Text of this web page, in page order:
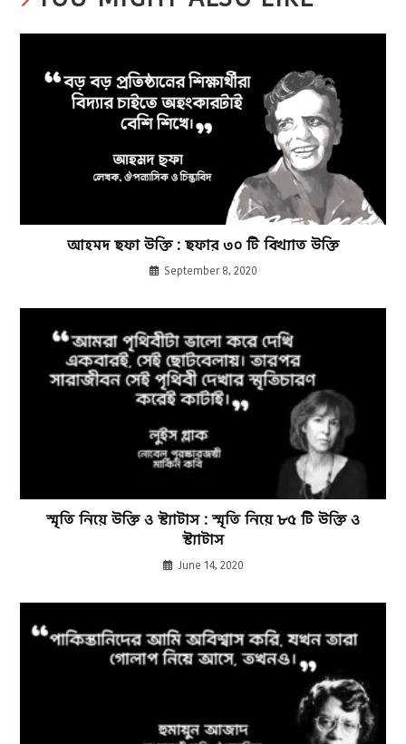
আহমদ ছফা উক্তি : ছফার ৩০ টি বিখ্যাত উক্তি
September 8, 2020
স্মৃতি নিয়ে উক্তি ও স্ট্যাটাস : স্মৃতি নিয়ে ৮৫ টি উক্তি ও
স্ট্যাটাস
June 14, 2020